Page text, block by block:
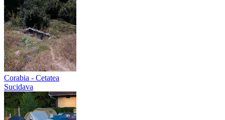
Corabia - Cetatea
Sucidava